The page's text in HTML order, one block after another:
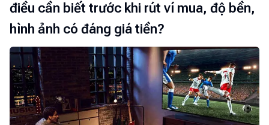
điều cần biết trước khi rút ví mua, độ bền,
hình ảnh có đáng giá tiền?